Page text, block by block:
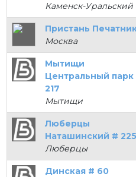
Каменск-Уральский
Пристань
Москва
Мытищи
Центральный парк
217
Мытищи
Люберцы
Наташинский # 225
Люберцы
Динская # 60